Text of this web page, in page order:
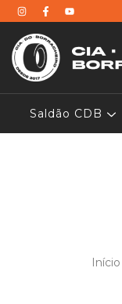
Saldão CDB
Início